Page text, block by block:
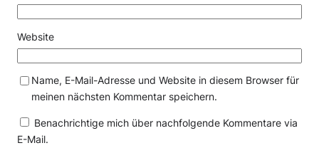
Website
Name, E-Mail-Adresse und Website in diesem Browser für
meinen nächsten Kommentar speichern.
Benachrichtige mich über nachfolgende Kommentare via
E-Mail.